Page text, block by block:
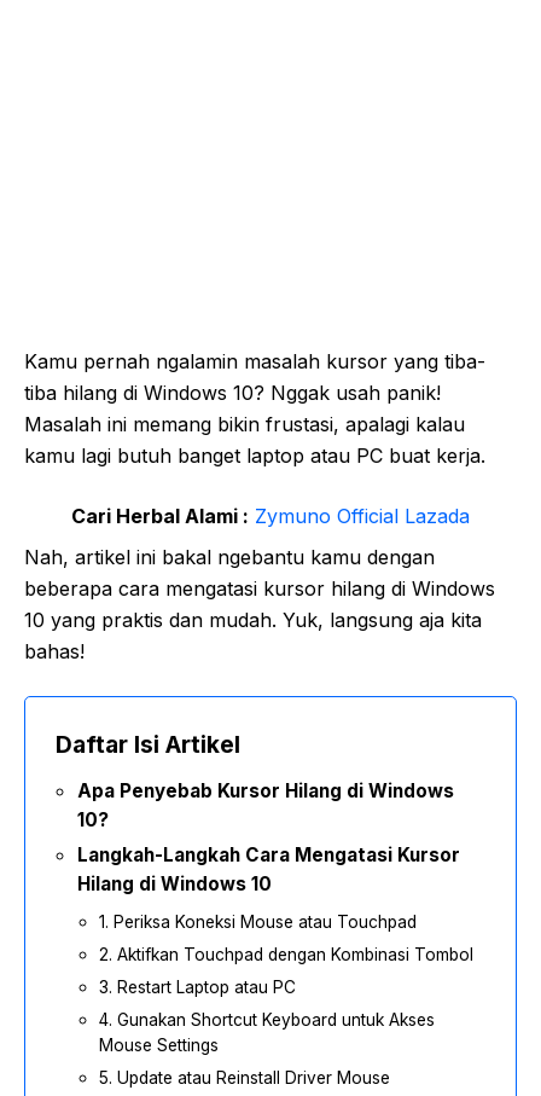
Kamu pernah ngalamin masalah kursor yang tiba-
tiba hilang di Windows 10? Nggak usah panik!
Masalah ini memang bikin frustasi, apalagi kalau
kamu lagi butuh banget laptop atau PC buat kerja.
Cari Herbal Alami : Zymuno Official Lazada
Nah, artikel ini bakal ngebantu kamu dengan
beberapa cara mengatasi kursor hilang di Windows
10 yang praktis dan mudah. Yuk, langsung aja kita
bahas!
Daftar Isi Artikel
Apa Penyebab Kursor Hilang di Windows
10?
Langkah-Langkah Cara Mengatasi Kursor
Hilang di Windows 10
1. Periksa Koneksi Mouse atau Touchpad
2. Aktifkan Touchpad dengan Kombinasi Tombol
3. Restart Laptop atau PC
4. Gunakan Shortcut Keyboard untuk Akses
Mouse Settings
5. Update atau Reinstall Driver Mouse